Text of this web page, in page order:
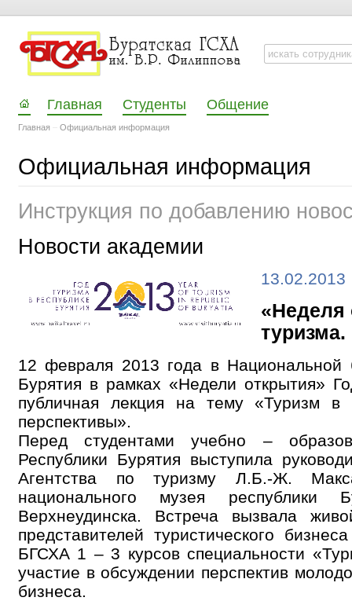
Главная Студенты Общение
Главная Официальная информация
Официальная информация
Инструкция по добавлению
Новости академии
13.02.2013
«Неделя
туризма.
12 февраля 2013 года в Национальной
Бурятия в рамках «Недели открытия»
публичная лекция на тему «Туризм в
перспективы».
Перед студентами учебно –
Республики Бурятия выступила
Агентства по туризму Л.Б.-Ж.
национального музея
Верхнеудинска. Встреча вызвала
представителей туристического
БГСХА 1 – 3 курсов специальности
участие в обсуждении перспектив
бизнеса.